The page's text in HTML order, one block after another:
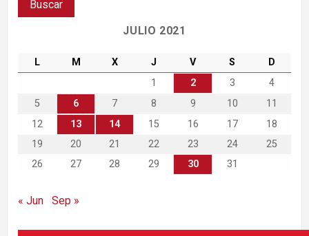
JULIO 2021
L M X J V S
D
1
2 3
4
5
6 7 8 9 10
11
12
13 14 15 16 17
18
19
20 21 22 23 24
25
26
27 28 29 30 31
« Jun Sep »